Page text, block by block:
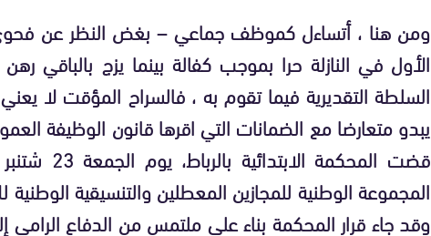
ومن هنا ، أتساءل كموظف جماعي – بغض النظر عن
الأول في النازلة حرا بموجب كفالة بينما يزج بالباقي رهن
السلطة التقديرية فيما تقوم به ، فالسراح المؤقت لا
يبدو متعارضا مع الضمانات التي اقرها قانون الوظيفة
قضت المحكمة الابتدائية بالرباط، يوم الجمعة 23 شتنبر 2011
المجموعة الوطنية للمجازين المعطلين والتنسيقية الوطنية
وقد جاء قرار المحكمة بناء على ملتمس من الدفاع الرامي